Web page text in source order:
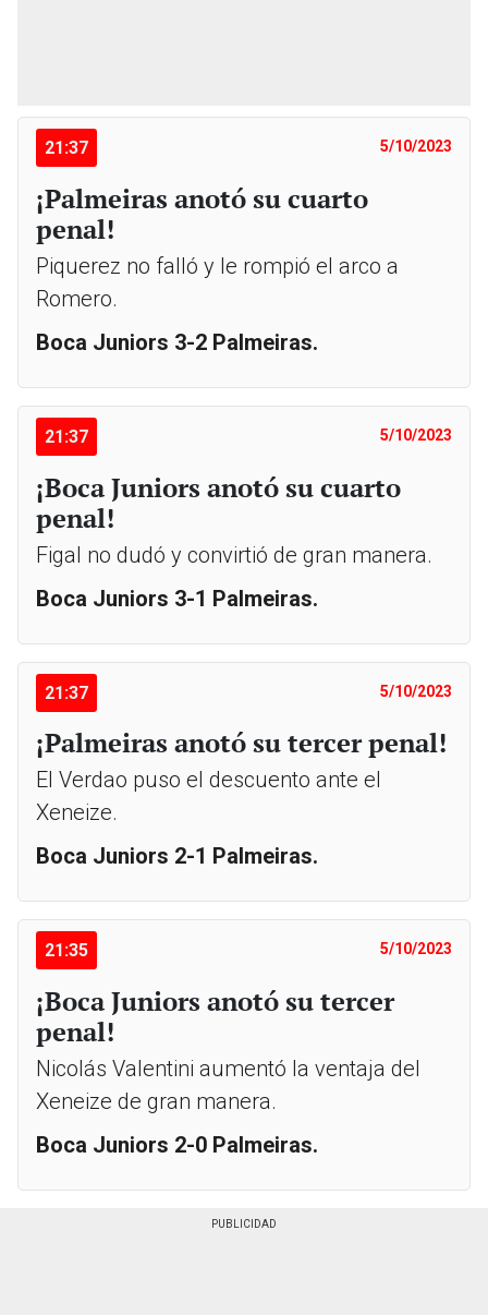
21:37 5/10/2023
¡Palmeiras anotó su cuarto
penal!
Piquerez no falló y le rompió el arco a
Romero.
Boca Juniors 3-2 Palmeiras.
21:37 5/10/2023
¡Boca Juniors anotó su cuarto
penal!
Figal no dudó y convirtió de gran manera.
Boca Juniors 3-1 Palmeiras.
21:37 5/10/2023
¡Palmeiras anotó su tercer penal!
El Verdao puso el descuento ante el
Xeneize.
Boca Juniors 2-1 Palmeiras.
21:35 5/10/2023
¡Boca Juniors anotó su tercer
penal!
Nicolás Valentini aumentó la ventaja del
Xeneize de gran manera.
Boca Juniors 2-0 Palmeiras.